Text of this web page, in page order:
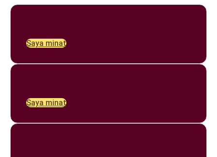
Saya minat
Saya minat